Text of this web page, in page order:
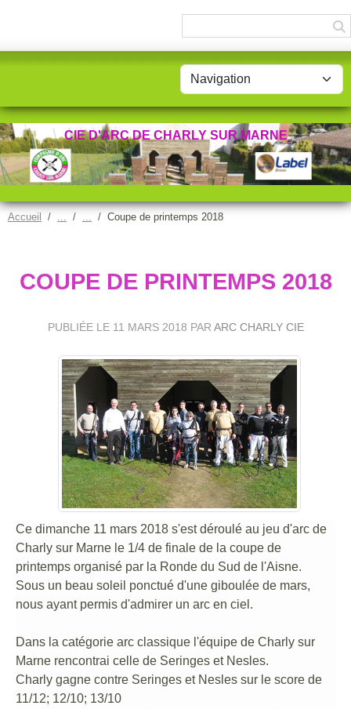
CIE D'ARC DE CHARLY SUR MARNE
Accueil Coupe de printemps 2018
COUPE DE PRINTEMPS 2018
PUBLIÉE LE 11 MARS 2018 PAR ARC CHARLY CIE
Ce dimanche 11 mars 2018 s'est déroulé au jeu d'arc de
Charly sur Marne le 1/4 de finale de la coupe de
printemps organisé par la Ronde du Sud de l'Aisne.
Sous un beau soleil ponctué d'une giboulée de mars,
nous ayant permis d'admirer un arc en ciel.
Dans la catégorie arc classique l'équipe de Charly sur
Marne rencontrai celle de Seringes et Nesles.
Charly gagne contre Seringes et Nesles sur le score de
11/12; 12/10; 13/10